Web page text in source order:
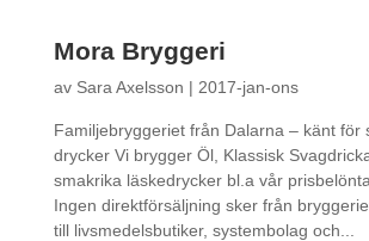
Mora Bryggeri
av Sara Axelsson | 2017-jan-ons
Familjebryggeriet från Dalarna – känt för
drycker Vi brygger Öl, Klassisk
smakrika läskedrycker bl.a vår
Ingen direktförsäljning sker från
till livsmedelsbutiker, systembolag och...